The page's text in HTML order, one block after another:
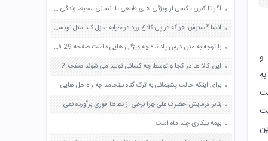
و
اگر تا کنون عکسی از ویژگی های طبیعی یا انسانی محیط زندگی خود گرفته اید صفحه 48 مطالعات اجتماعی هفتم
انشا گسترش هر که در پی کلاغ رود در خرابه منزل کند مثل نویسی صفحه 83 نگارش دهم
با توجه به متن درس پادشاه چه ویژگی هایی داشت صفحه 29 فارسی ششم
این کالا ها در کجا و توسط چه کسانی تولید می شوند صفحه 32 مطالعات اجتماعی هفتم
برای اینکه حالت پشیمانی به ترک گناه بینجامد چه راه حل هایی را پیشنهاد می دهید صفحه 89 دین و زندگی دوازدهم
بنابر فرمایش حضرت علی چرا برخی از دعاها فوری برآورده نمی شوند صفحه 108 پیام های آسمان هشتم
بیمه بیکاری چند ماه است